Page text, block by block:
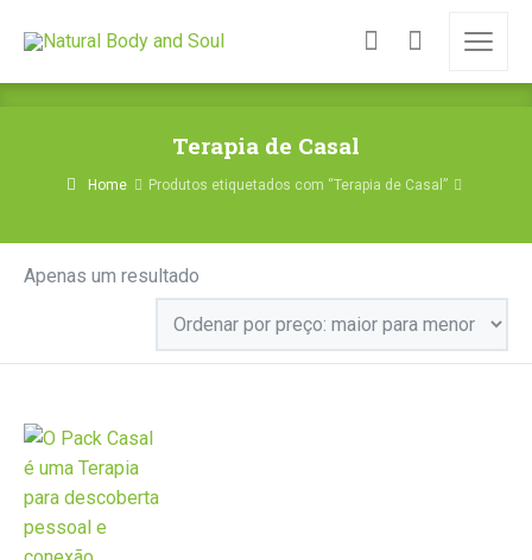
Terapia de Casal
Home Produtos etiquetados com “Terapia de Casal”
Apenas um resultado